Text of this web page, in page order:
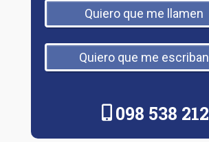
Quiero que me llamen
Quiero que me escriban
098 538 212